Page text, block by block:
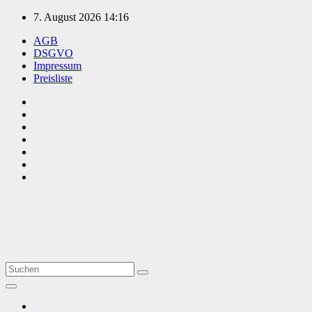
Zum
springen
7. August 2026 14:16
AGB
DSGVO
Impressum
Preisliste